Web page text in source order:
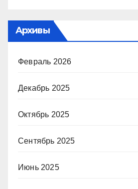
Архивы
Февраль 2026
Декабрь 2025
Октябрь 2025
Сентябрь 2025
Июнь 2025